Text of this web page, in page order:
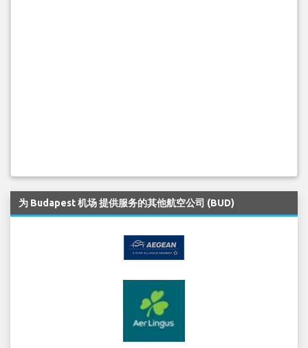
为 Budapest 机场 提供服务的其他航空公司 (BUD)